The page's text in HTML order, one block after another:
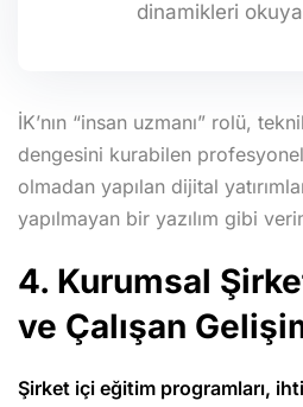
dinamikleri
İK’nın “insan uzmanı” rolü,
dengesini kurabilen
olmadan yapılan dijital
yapılmayan bir yazılım gibi
4. Kurumsal
ve Çalışan
Şirket içi eğitim programları,